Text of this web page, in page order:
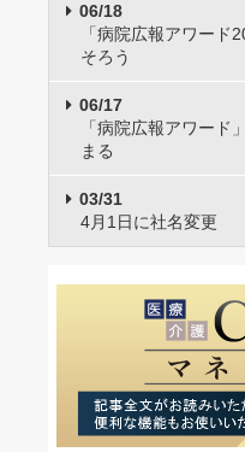
06/18
「病院広報アワード
そろう
06/17
「病院広報アワード
まる
03/31
4月1日に社名変更